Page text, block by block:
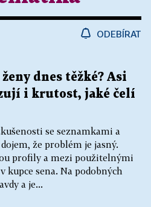
ODEBÍRAT
dnes těžké? Asi
i krutost, jaké čelí
se seznamkami a
že problém je jasný.
profily a mezi použitelnými
kupce sena. Na podobných
a je...